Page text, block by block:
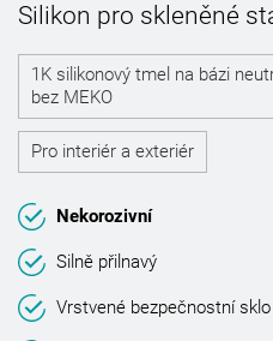
Silikon pro skleněné
1K silikonový tmel na bázi
bez MEKO
Pro interiér a exteriér
Nekorozivní
Silně přilnavý
Vrstvené bezpečnostní sklo